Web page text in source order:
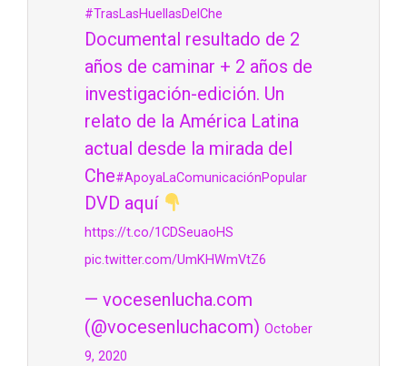
#TrasLasHuellasDelChe
Documental resultado de 2
años de caminar + 2 años de
investigación-edición. Un
relato de la América Latina
actual desde la mirada del
Che#ApoyaLaComunicaciónPopular
DVD aquí
https://t.co/1CDSeuaoHS
pic.twitter.com/UmKHWmVtZ6
— vocesenlucha.com
(@vocesenluchacom) October
9, 2020